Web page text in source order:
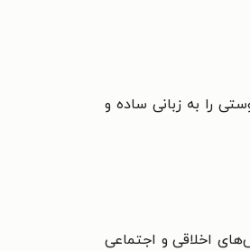
را به زبانی ساده و
اخلاقی و اجتماعی